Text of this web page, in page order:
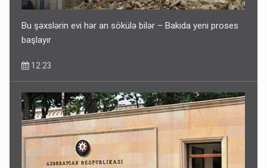
Bu şəxslərin evi hər an sökülə bilər – Bakıda yeni proses
başlayır
12:23